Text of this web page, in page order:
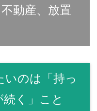
動産、放置
いのは「持っ
く」こと